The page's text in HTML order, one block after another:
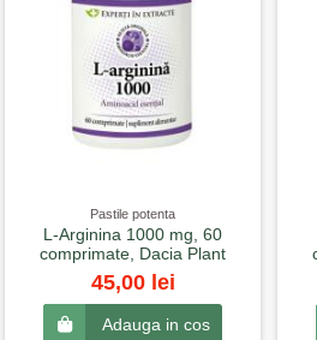
Pastile potenta
L-Arginina 1000 mg, 60
comprimate, Dacia Plant
45,00 lei
Adauga in cos